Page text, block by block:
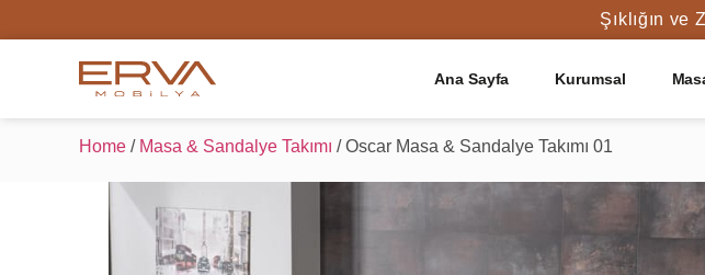
Şıklığın ve
Ana Sayfa Kurumsal
Home / Masa & Sandalye Takımı / Oscar Masa & Sandalye Takımı 01